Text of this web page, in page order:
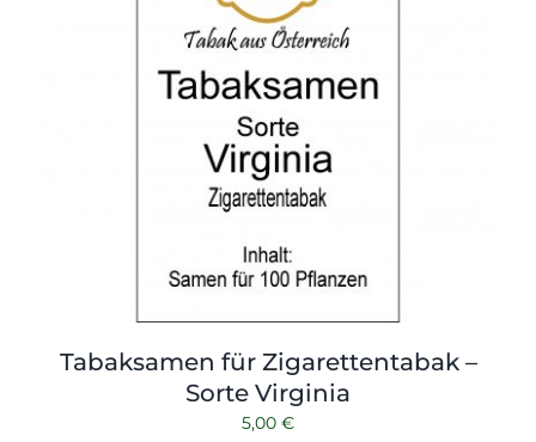
Tabaksamen für Zigarettentabak –
Sorte Virginia
5,00 €